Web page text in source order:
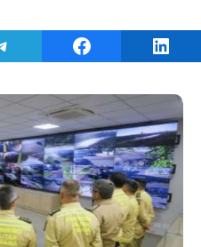
Share on TelegramShare on Facebook